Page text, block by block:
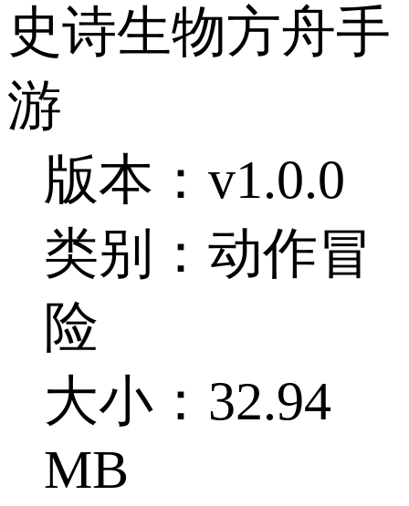
史诗生物方舟手
游
版本：v1.0.0
类别：动作冒
险
大小：32.94
MB